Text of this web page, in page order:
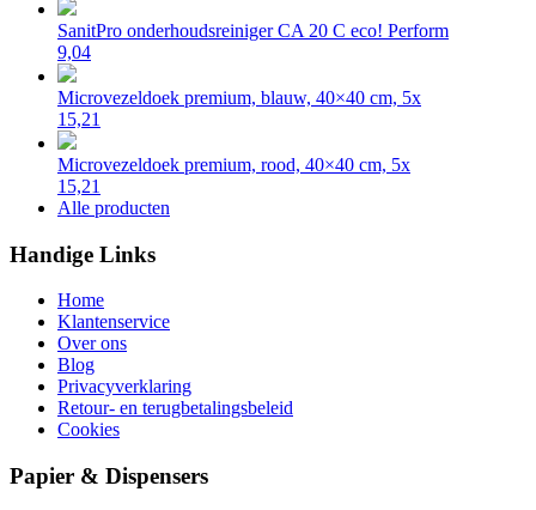
SanitPro onderhoudsreiniger CA 20 C eco! Perform
9,04
Microvezeldoek premium, blauw, 40×40 cm, 5x
15,21
Microvezeldoek premium, rood, 40×40 cm, 5x
15,21
Alle producten
Handige Links
Home
Klantenservice
Over ons
Blog
Privacyverklaring
Retour- en terugbetalingsbeleid
Cookies
Papier & Dispensers